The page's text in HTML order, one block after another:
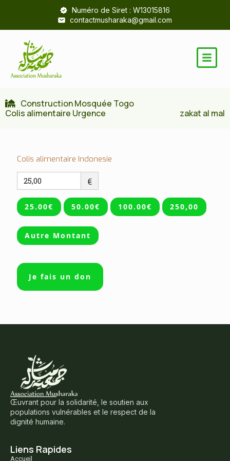
Numéro de Siret : W13015816
contactmusharaka@gmail.com
Construction Mosquée Togo
Colis alimentaire Urgence
zakat al mal
Colis alimentaire Indonesie
€
25.00€ 50.00€ 100.00€ 250,00
Autre Montant
Je fais un don
Œuvrant pour la solidarité, le soutien aux
populations vulnérables et le respect de la
dignité humaine.
Liens Rapides
Accueil